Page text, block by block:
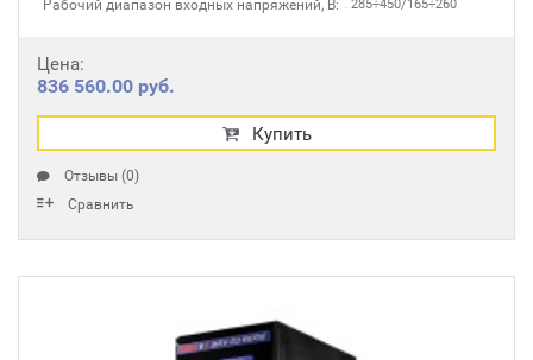
Рабочий диапазон входных напряжений, В: 285÷450/165÷260
Цена:
836 560.00 руб.
Купить
Отзывы (0)
Сравнить